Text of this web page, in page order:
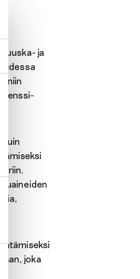
ja
niin
denssi-
joka